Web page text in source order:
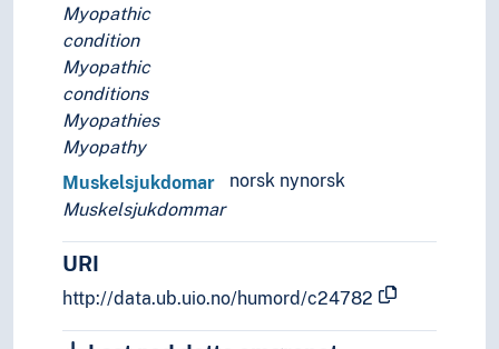
Myopathic
condition
Myopathic
conditions
Myopathies
Myopathy
norsk nynorsk
Muskelsjukdomar
Muskelsjukdommar
URI
http://data.ub.uio.no/humord/c24782